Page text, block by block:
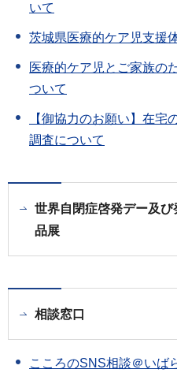
いて
茨城県医療的ケア児支援
医療的ケア児とご家族の
ついて
【御協力のお願い】在宅
調査について
世界自閉症啓発デー及
品展
相談窓口
こころのSNS相談＠いば